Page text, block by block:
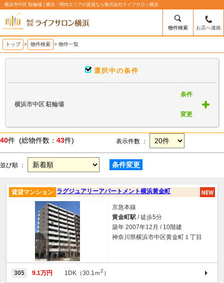
横浜市中区 駐輪場 | 横浜・関内エリアの賃貸なら株式会社ライフサロン横浜
物件検索 お店へ連絡
トップ > 物件検索 > 物件一覧
選択中の条件
横浜市中区 駐輪場
条件
変更
40件 (総物件数： 43件) 表示件数 ：
並び順 ： 条件変更
ラグジュアリーアパートメント横浜黄金町
賃貸マンション
京急本線
黄金町駅 / 徒歩5分
築年 2007年12月 / 10階建
神奈川県横浜市中区黄金町１丁目
305 9.1万円 1DK（30.1ｍ2 ）